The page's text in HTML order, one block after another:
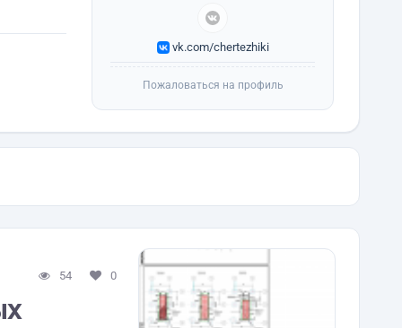
vk.com/chertezhiki
Пожаловаться на профиль
54 0